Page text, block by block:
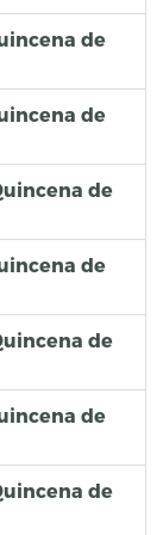
de
de
de
de
de
de
de